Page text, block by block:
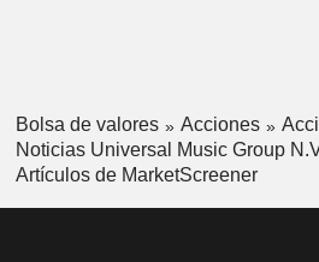
Bolsa de valores Acciones
Noticias Universal Music Group
Artículos de MarketScreener